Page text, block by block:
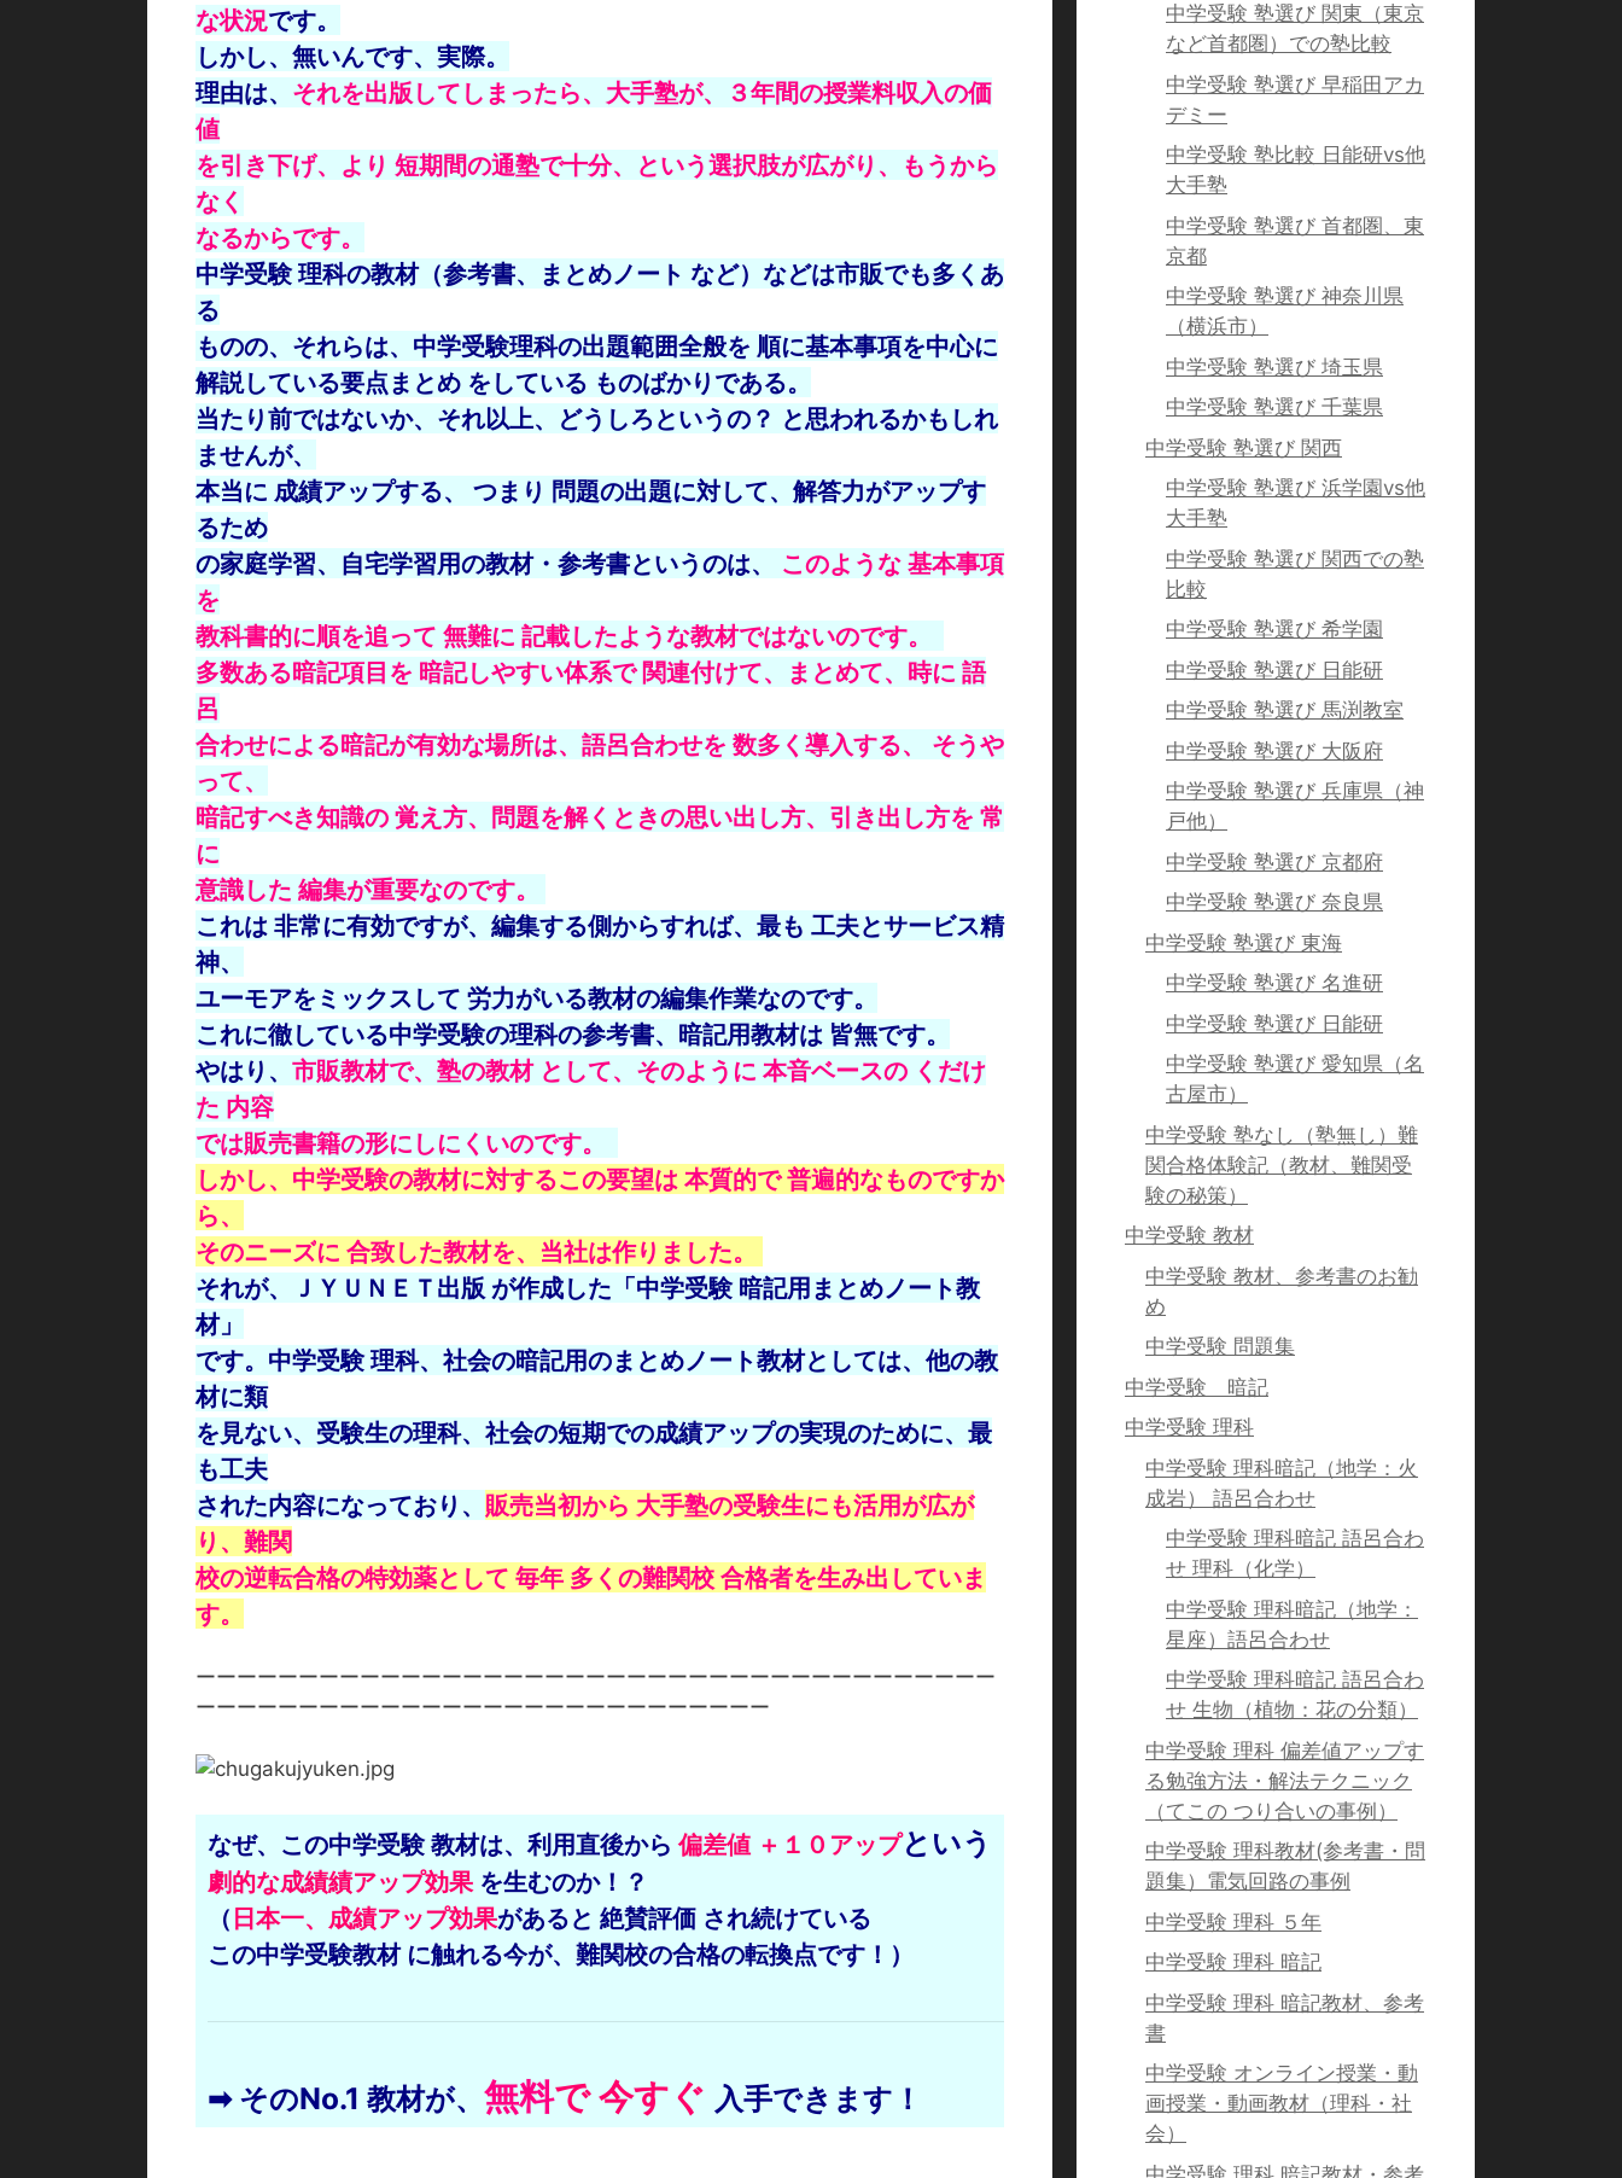
な状況です。
しかし、無いんです、実際。
理由は、 それを出版してしまったら、大手塾が、３年間の授業料収入の価
値
を引き下げ、より 短期間の通塾で十分、という選択肢が広がり、もうから
なく
なるからです。
中学受験 理科の教材（参考書、まとめノート など）などは市販でも多くあ
る
ものの、それらは、中学受験理科の出題範囲全般を 順に基本事項を中心に
解説している要点まとめ をしている ものばかりである。
当たり前ではないか、それ以上、どうしろというの？ と思われるかもしれ
ませんが、
本当に 成績アップする、 つまり 問題の出題に対して、解答力がアップす
るため
の家庭学習、自宅学習用の教材・参考書というのは、
このような 基本事項
を
教科書的に順を追って 無難に 記載したような教材ではないのです。
多数ある暗記項目を 暗記しやすい体系で 関連付けて、まとめて、時に 語
呂
合わせによる暗記が有効な場所は、語呂合わせを 数多く導入する、 そうや
って、
暗記すべき知識の 覚え方、問題を解くときの思い出し方、引き出し方を 常
に
意識した 編集が重要なのです。
これは 非常に有効ですが、編集する側からすれば、最も 工夫とサービス精
神、
ユーモアをミックスして 労力がいる教材の編集作業なのです。
これに徹している中学受験の理科の参考書、暗記用教材は 皆無です。
やはり、 市販教材で、塾の教材 として、そのように 本音ベースの くだけ
た 内容
では販売書籍の形にしにくいのです。
しかし、中学受験の教材に対するこの要望は 本質的で 普遍的なものですか
ら、
そのニーズに 合致した教材を、当社は作りました。
それが、ＪＹＵＮＥＴ出版 が作成した「中学受験 暗記用まとめノート教
材」
です。中学受験 理科、社会の暗記用のまとめノート教材としては、他の教
材に類
を見ない、受験生の理科、社会の短期での成績アップの実現のために、最
も工夫
された内容になっており、 販売当初から 大手塾の受験生にも活用が広が
り、難関
校の逆転合格の特効薬として 毎年 多くの難関校 合格者を生み出していま
す。
ーーーーーーーーーーーーーーーーーーーーーーーーーーーーーーーーーーーーーーー
ーーーーーーーーーーーーーーーーーーーーーーーーーーーー
なぜ、この中学受験教材は、利用直後から偏差値 ＋ １０アップという
劇的な成績績アップ効果 を生むのか！？
（ 日本一、成績アップ効果があると 絶賛評価 され続けている
この中学受験教材 に触れる今が、 難関校の合格の転換点です！）
➡ そのNo.1 教材が、 無料で 今すぐ 入手できます！
中学受験 塾選び 関東（東京
など首都圏）での塾比較
中学受験 塾選び 早稲田アカ
デミー
中学受験 塾比較 日能研vs他
大手塾
中学受験 塾選び 首都圏、東
京都
中学受験 塾選び 神奈川県
（横浜市）
中学受験 塾選び 埼玉県
中学受験 塾選び 千葉県
中学受験 塾選び 関西
中学受験 塾選び 浜学園vs他
大手塾
中学受験 塾選び 関西での塾
比較
中学受験 塾選び 希学園
中学受験 塾選び 日能研
中学受験 塾選び 馬渕教室
中学受験 塾選び 大阪府
中学受験 塾選び 兵庫県（神
戸他）
中学受験 塾選び 京都府
中学受験 塾選び 奈良県
中学受験 塾選び 東海
中学受験 塾選び 名進研
中学受験 塾選び 日能研
中学受験 塾選び 愛知県（名
古屋市）
中学受験 塾なし（塾無し）難
関合格体験記（教材、難関受
験の秘策）
中学受験 教材
中学受験 教材、参考書のお勧
め
中学受験 問題集
中学受験 暗記
中学受験 理科
中学受験 理科暗記（地学：火
成岩） 語呂合わせ
中学受験 理科暗記 語呂合わ
せ 理科（化学）
中学受験 理科暗記（地学：
星座）語呂合わせ
中学受験 理科暗記 語呂合わ
せ 生物（植物：花の分類）
中学受験 理科 偏差値アップす
る勉強方法・解法テクニック
（てこの つり合いの事例）
中学受験 理科教材(参考書・問
題集）電気回路の事例
中学受験 理科 ５年
中学受験 理科 暗記
中学受験 理科 暗記教材、参考
書
中学受験 オンライン授業・動
画授業・動画教材（理科・社
会）